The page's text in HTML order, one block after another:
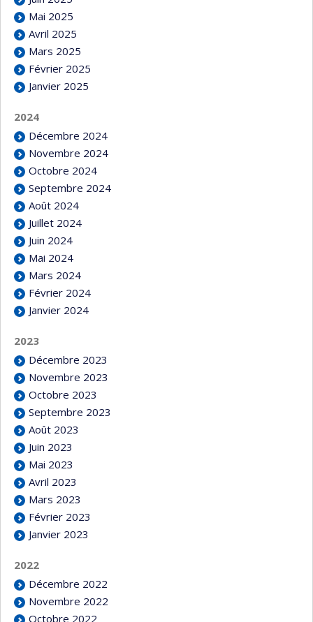
Mai 2025
Avril 2025
Mars 2025
Février 2025
Janvier 2025
2024
Décembre 2024
Novembre 2024
Octobre 2024
Septembre 2024
Août 2024
Juillet 2024
Juin 2024
Mai 2024
Mars 2024
Février 2024
Janvier 2024
2023
Décembre 2023
Novembre 2023
Octobre 2023
Septembre 2023
Août 2023
Juin 2023
Mai 2023
Avril 2023
Mars 2023
Février 2023
Janvier 2023
2022
Décembre 2022
Novembre 2022
Octobre 2022